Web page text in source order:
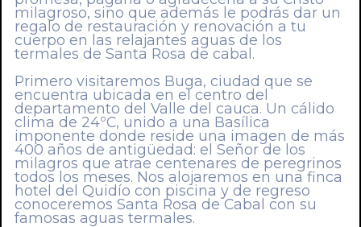
milagroso, sino que además le podrás dar un
regalo de restauración y renovación a tu
cuerpo en las relajantes aguas de los
termales de Santa Rosa de cabal.
Primero visitaremos Buga, ciudad que se
encuentra ubicada en el centro del
departamento del Valle del cauca. Un cálido
clima de 24ºC, unido a una Basílica
imponente donde reside una imagen de más
400 años de antigüedad: el Señor de los
milagros que atrae centenares de peregrinos
todos los meses. Nos alojaremos en una finca
hotel del Quidío con piscina y de regreso
conoceremos Santa Rosa de Cabal con su
famosas aguas termales.